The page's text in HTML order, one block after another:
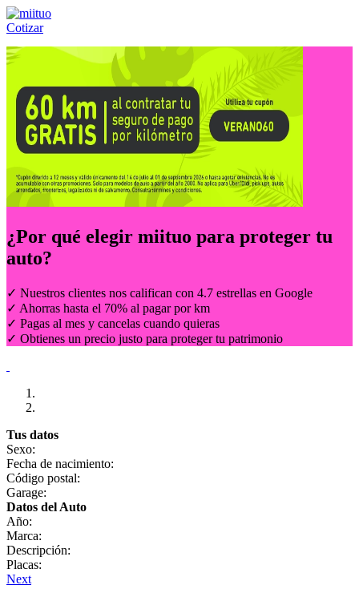
Cotizar
Llámanos al:(55) 84-21-05-00 ó
¿Por qué elegir miituo para proteger tu
auto?
✓ Nuestros clientes nos califican con 4.7 estrellas en Google
✓ Ahorras hasta el 70% al pagar por km
✓ Pagas al mes y cancelas cuando quieras
✓ Obtienes un precio justo para proteger tu patrimonio
Tus datos
Sexo:
Fecha de nacimiento:
Código postal:
Garage:
Datos del Auto
Año:
Marca:
Descripción:
Placas:
Next